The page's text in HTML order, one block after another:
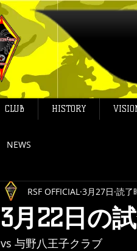
CLUB HISTORY
NEWS
3月22日の
RSF OFFICIAL 3月27日 読了
vs 与野八王子クラブ